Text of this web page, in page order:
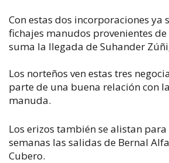
Con estas dos incorporaciones ya
fichajes manudos provenientes de
suma la llegada de Suhander
Los norteños ven estas tres
parte de una buena relación con
manuda.
Los erizos también se alistan
semanas las salidas de Bernal
Cubero.